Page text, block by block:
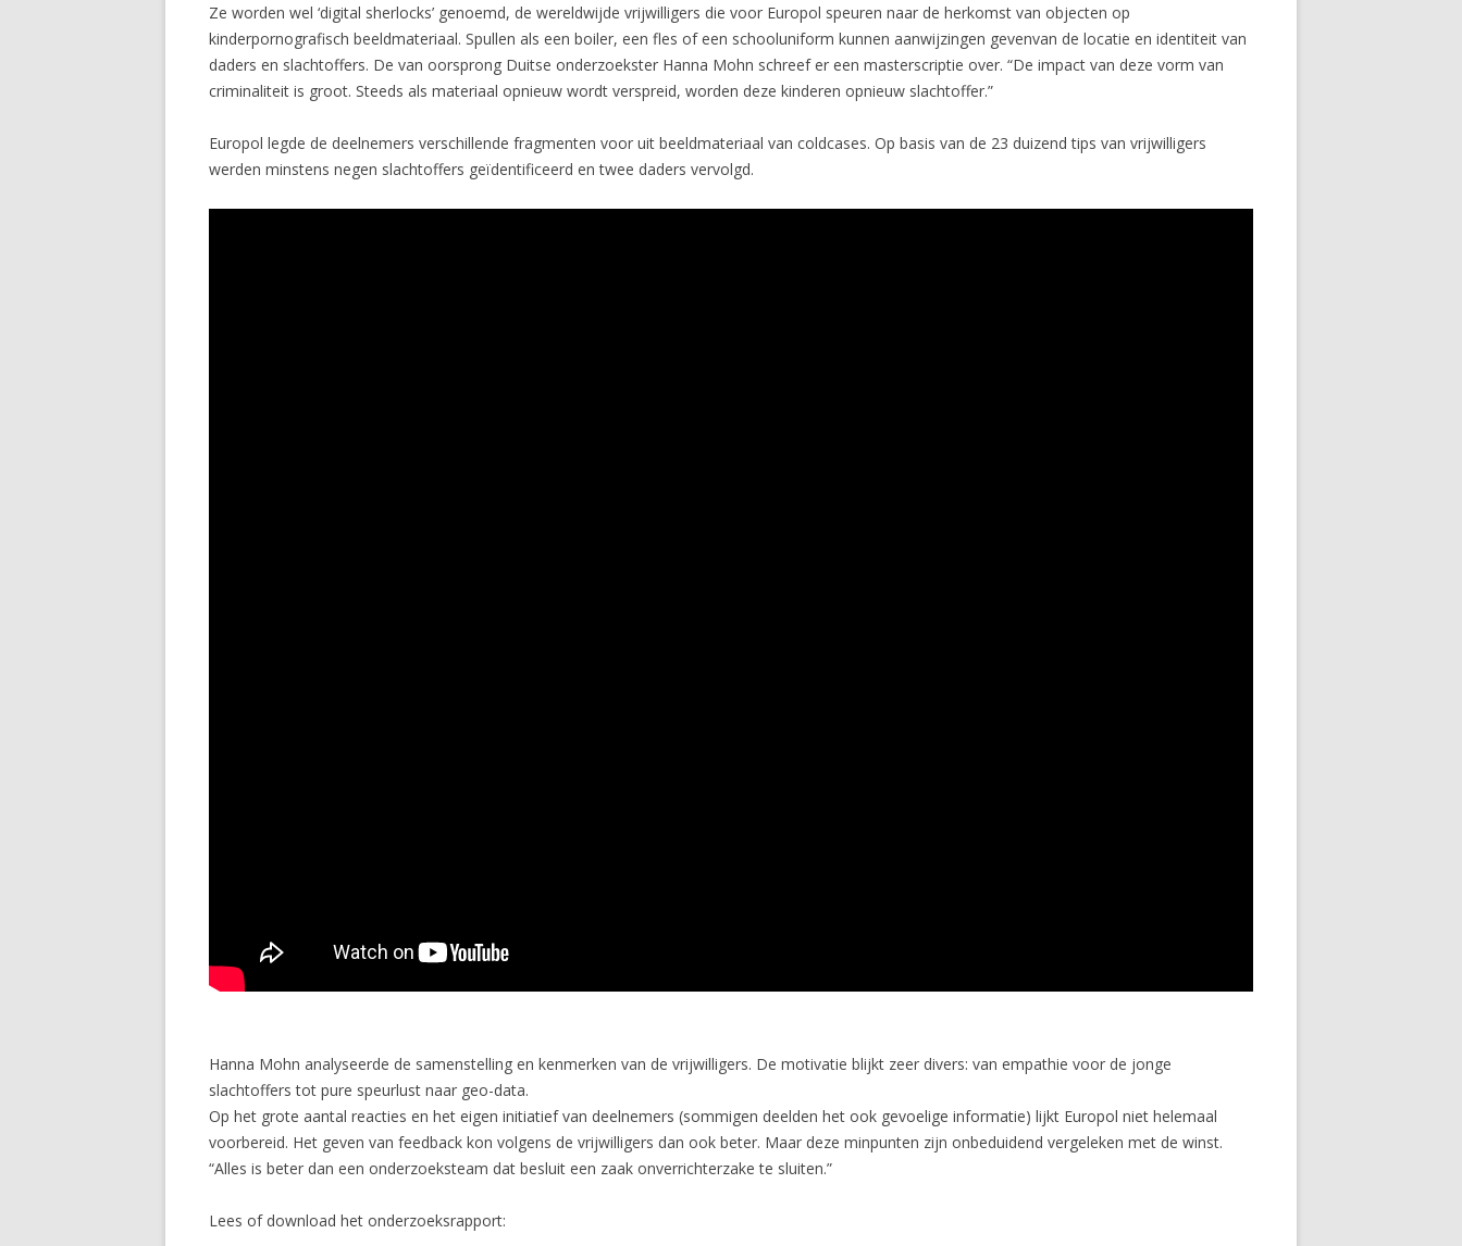
Ze worden wel ‘digital sherlocks’ genoemd, de wereldwijde vrijwilligers die voor Europol speuren naar de herkomst van objecten op
kinderpornografisch beeldmateriaal. Spullen als een boiler, een fles of een schooluniform kunnen aanwijzingen gevenvan de locatie en identiteit van
daders en slachtoffers. De van oorsprong Duitse onderzoekster Hanna Mohn schreef er een masterscriptie over. “De impact van deze vorm van
criminaliteit is groot. Steeds als materiaal opnieuw wordt verspreid, worden deze kinderen opnieuw slachtoffer.”
Europol legde de deelnemers verschillende fragmenten voor uit beeldmateriaal van coldcases. Op basis van de 23 duizend tips van vrijwilligers
werden minstens negen slachtoffers geïdentificeerd en twee daders vervolgd.
Hanna Mohn analyseerde de samenstelling en kenmerken van de vrijwilligers. De motivatie blijkt zeer divers: van empathie voor de jonge
slachtoffers tot pure speurlust naar geo-data.
Op het grote aantal reacties en het eigen initiatief van deelnemers (sommigen deelden het ook gevoelige informatie) lijkt Europol niet helemaal
voorbereid. Het geven van feedback kon volgens de vrijwilligers dan ook beter. Maar deze minpunten zijn onbeduidend vergeleken met de winst.
“Alles is beter dan een onderzoeksteam dat besluit een zaak onverrichterzake te sluiten.”
Lees of download het onderzoeksrapport: